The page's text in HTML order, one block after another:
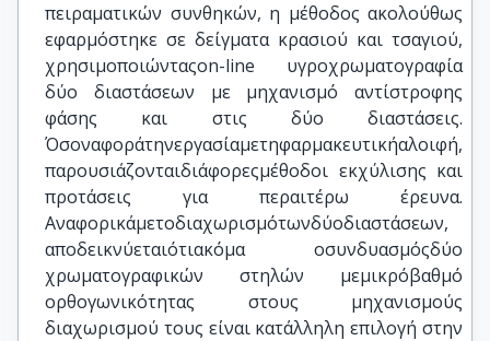
πειραματικών συνθηκών, η μέθοδος ακολούθως
εφαρμόστηκε σε δείγματα κρασιού και τσαγιού,
χρησιμοποιώνταςon-line υγροχρωματογραφία
δύο διαστάσεων με μηχανισμό αντίστροφης
φάσης και στις δύο διαστάσεις.
Όσοναφοράτηνεργασίαμετηφαρμακευτικήαλοιφή,
παρουσιάζονταιδιάφορεςμέθοδοι εκχύλισης και
προτάσεις για περαιτέρω έρευνα.
Αναφορικάμετοδιαχωρισμότωνδύοδιαστάσεων,
αποδεικνύεταιότιακόμα οσυνδυασμόςδύο
χρωματογραφικών στηλών μεμικρόβαθμό
ορθογωνικότητας στους μηχανισμούς
διαχωρισμού τους είναι κατάλληλη επιλογή στην